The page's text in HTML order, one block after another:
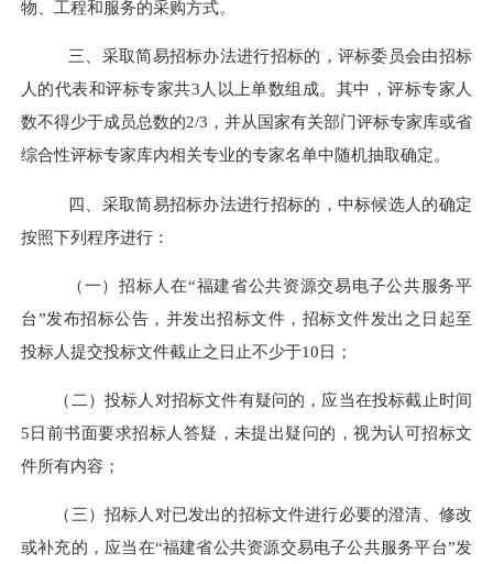
物、工程和服务的采购方式。
三、 采取简易招标办法进行招标的 ，评标委员会由招标
人的代表和评标专家共3人以上单数组成。其中，评标专家人
数不得少于成员总数的2/3，并从国家有关部门评标专家库或省
综合性评标专家库内相关专业的专家名单中随机抽取确定。
四、 采取简易招标办法进行招标的 ，中标候选人的确定
按照下列程序进行：
（一）招标人在“福建省公共资源交易电子公共服务平
台”发布招标公告，并发出招标文件，招标文件发出之日起至
投标人提交投标文件截止之日止不少于10日；
（二）投标人对招标文件有疑问的，应当在投标截止时间
5日前书面要求招标人答疑，未提出疑问的，视为认可招标文
件所有内容；
（三）招标人对已发出的招标文件进行必要的澄清、修改
或补充的，应当在“福建省公共资源交易电子公共服务平台”发